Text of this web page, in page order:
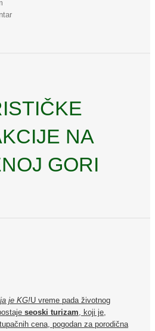
NA
GORI
je KG!U vreme pada životnog
seoski turizam, koji je,
cena, pogodan za porodična